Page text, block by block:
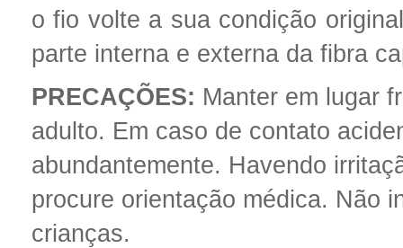
o fio volte a sua condição
parte interna e externa da fibra
PRECAÇÕES: Manter em lugar
adulto. Em caso de contato
abundantemente. Havendo
procure orientação médica. Não
crianças.